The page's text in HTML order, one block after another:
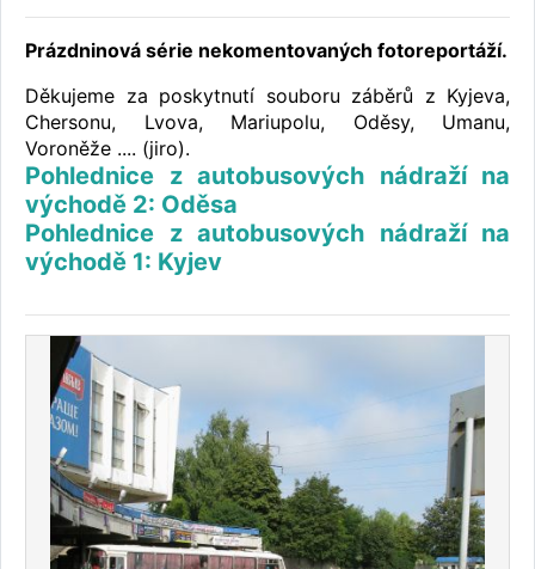
Prázdninová série nekomentovaných fotoreportáží.
Děkujeme za poskytnutí souboru záběrů z Kyjeva,
Chersonu, Lvova, Mariupolu, Oděsy, Umanu,
Voroněže .... (jiro).
Pohlednice z autobusových nádraží na
východě 2: Oděsa
Pohlednice z autobusových nádraží na
východě 1: Kyjev